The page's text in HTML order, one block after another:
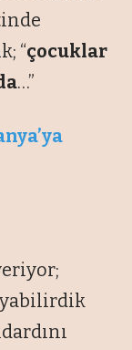
“çocuklar
…”